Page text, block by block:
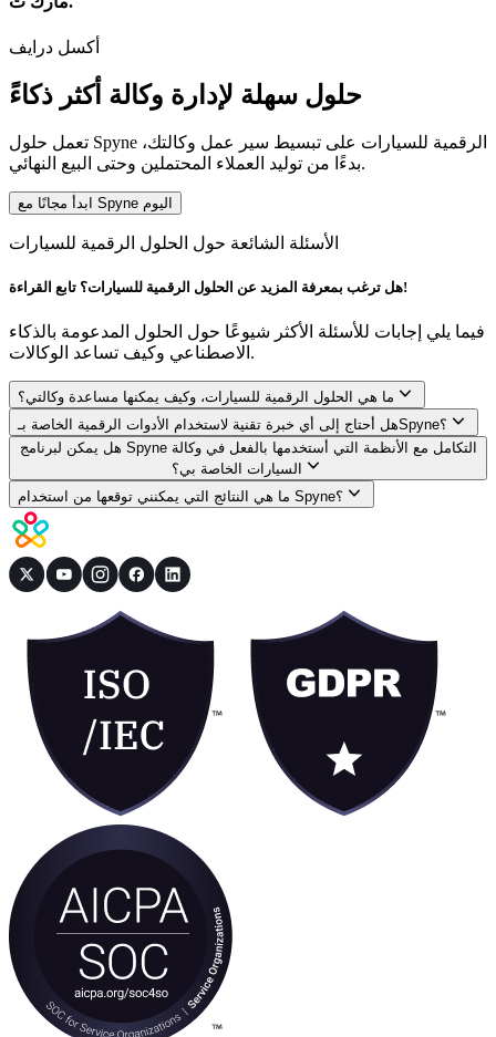
أكسل درايف
حلول سهلة لإدارة وكالة أكثر ذكاءً
تعمل حلول Spyne الرقمية للسيارات على تبسيط سير عمل وكالتك،
بدءًا من توليد العملاء المحتملين وحتى البيع النهائي.
ابدأ مجانًا مع Spyne اليوم
الأسئلة الشائعة حول الحلول الرقمية للسيارات
هل ترغب بمعرفة المزيد عن الحلول الرقمية للسيارات؟ تابع القراءة!
فيما يلي إجابات للأسئلة الأكثر شيوعًا حول الحلول المدعومة بالذكاء
الاصطناعي وكيف تساعد الوكالات.
ما هي الحلول الرقمية للسيارات، وكيف يمكنها مساعدة وكالتي؟
هل أحتاج إلى أي خبرة تقنية لاستخدام الأدوات الرقمية الخاصة بـSpyne؟
هل يمكن لبرنامج Spyne التكامل مع الأنظمة التي أستخدمها بالفعل في وكالة
السيارات الخاصة بي؟
ما هي النتائج التي يمكنني توقعها من استخدام Spyne؟